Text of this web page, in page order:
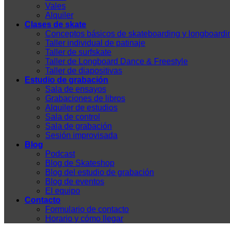
Vales
Alquiler
Clases de skate
Conceptos básicos de skateboarding y
Taller individual de patinaje
Taller de surfskate
Taller de Longboard Dance & Freestyle
Taller de diapositivas
Estudio de grabación
Sala de ensayos
Grabaciones de libros
Alquiler de estudios
Sala de control
Sala de grabación
Sesión improvisada
Blog
Podcast
Blog de Skateshop
Blog del estudio de grabación
Blog de eventos
El equipo
Contacto
Formulario de contacto
Horario y cómo llegar